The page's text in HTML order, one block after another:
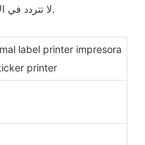
لا تتردد في الاتصال بي لمعرفة المزيد من التفاصيل.
label printer impresora
printer